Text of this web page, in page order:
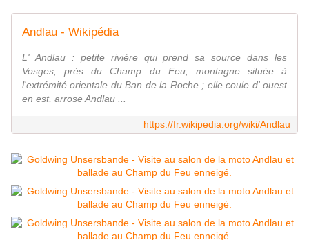
Andlau - Wikipédia
L' Andlau : petite rivière qui prend sa source dans les
Vosges, près du Champ du Feu, montagne située à
l'extrémité orientale du Ban de la Roche ; elle coule d' ouest
en est, arrose Andlau ...
https://fr.wikipedia.org/wiki/Andlau